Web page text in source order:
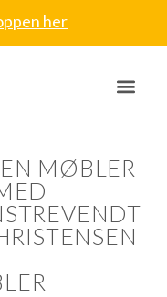
her
MØBLER